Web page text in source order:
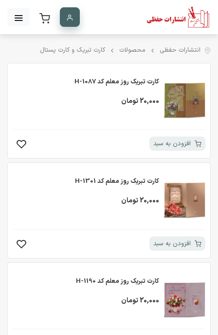
انتشارات حفظی محصولات کارت تبریک و کارت پستال
کارت تبریک روز معلم کد H-1087
20,000 تومان
افزودن به سبد
کارت تبریک روز معلم کد H-1301
20,000 تومان
افزودن به سبد
کارت تبریک روز معلم کد H-1190
20,000 تومان